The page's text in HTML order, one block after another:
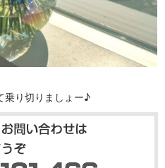
乗り切りましょー♪